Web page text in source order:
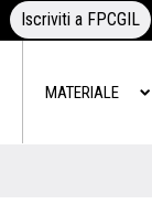
Iscriviti a FPCGIL
MATERIALE